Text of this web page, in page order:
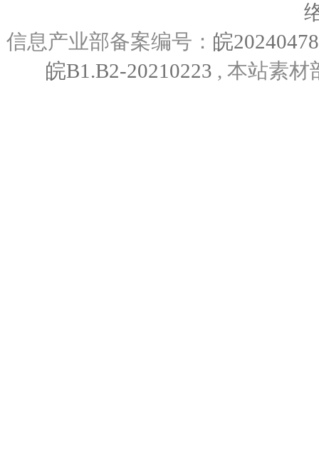
信息产业部备案编号： 皖
皖B1.B2-20210223 , 本站素材